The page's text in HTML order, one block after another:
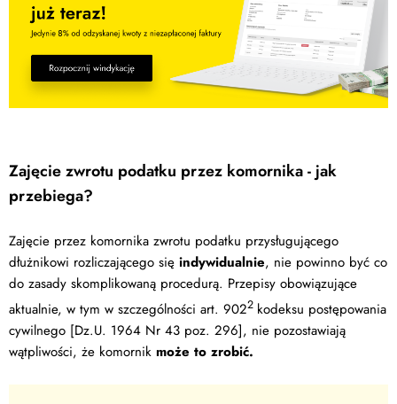
Zajęcie zwrotu podatku przez komornika - jak
przebiega?
Zajęcie przez komornika zwrotu podatku przysługującego
dłużnikowi rozliczającego się indywidualnie, nie powinno być co
do zasady skomplikowaną procedurą. Przepisy obowiązujące
aktualnie, w tym w szczególności art. 9022 kodeksu postępowania
cywilnego [Dz.U. 1964 Nr 43 poz. 296], nie pozostawiają
wątpliwości, że komornik może to zrobić.